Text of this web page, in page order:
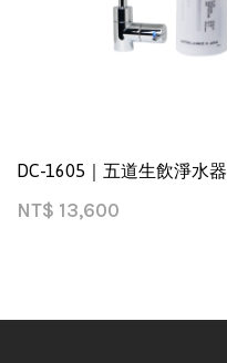
DC-1605｜五道生飲淨水器
NT$ 13,600